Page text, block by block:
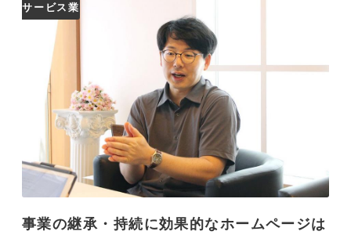
サービス業
事業の継承・持続に効果的なホームページは